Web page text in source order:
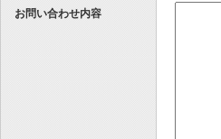
お問い合わせ内容